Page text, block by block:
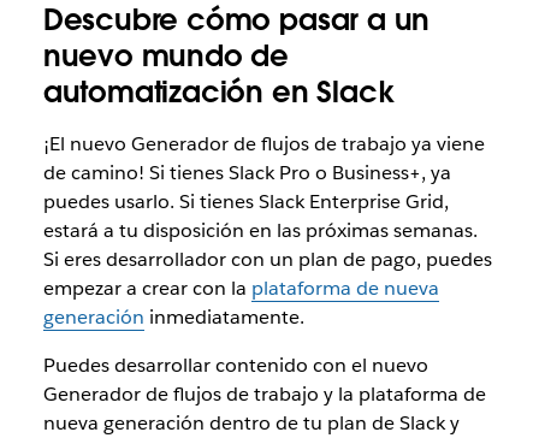
Descubre cómo pasar a un
nuevo mundo de
automatización en Slack
¡El nuevo Generador de flujos de trabajo ya viene
de camino! Si tienes Slack Pro o Business+, ya
puedes usarlo. Si tienes Slack Enterprise Grid,
estará a tu disposición en las próximas semanas.
Si eres desarrollador con un plan de pago, puedes
empezar a crear con la plataforma de nueva
generación inmediatamente.
Puedes desarrollar contenido con el nuevo
Generador de flujos de trabajo y la plataforma de
nueva generación dentro de tu plan de Slack y